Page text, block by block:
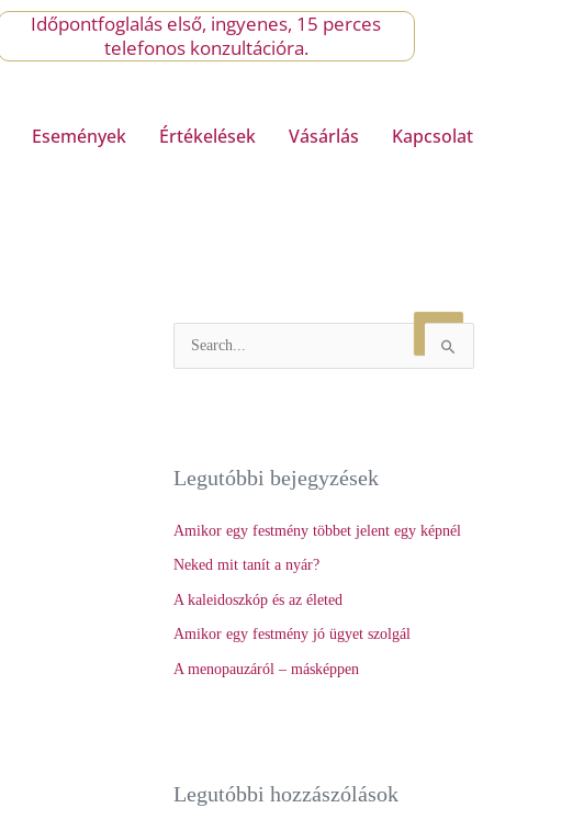
Időpontfoglalás első, ingyenes, 15 perces
telefonos konzultációra.
Események Értékelések Vásárlás Kapcsolat
c
f
o
r
Legutóbbi bejegyzések
Amikor egy festmény többet jelent egy képnél
Neked mit tanít a nyár?
A kaleidoszkóp és az életed
Amikor egy festmény jó ügyet szolgál
A menopauzáról – másképpen
Legutóbbi hozzászólások